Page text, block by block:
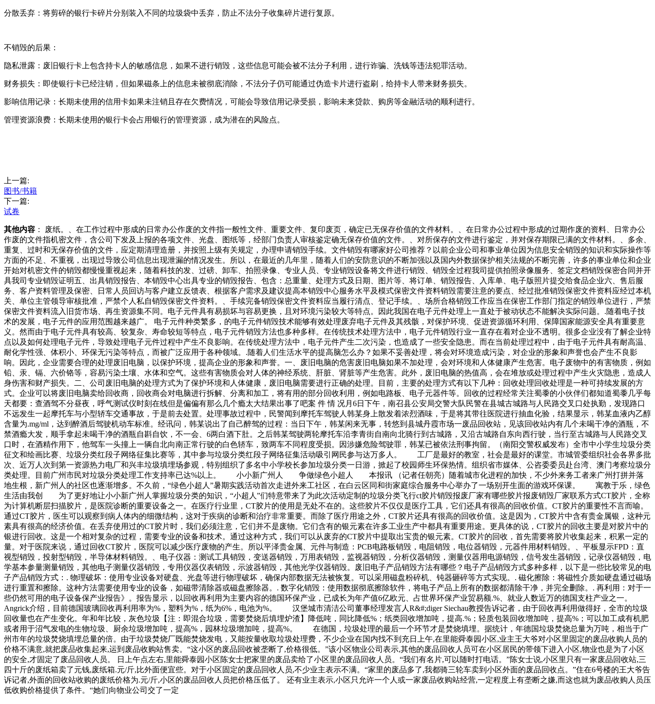
分散丢弃：将剪碎的银行卡碎片分别装入不同的垃圾袋中丢弃，防止不法分子收集碎片进行复原。
不销毁的后果：
隐私泄露：废旧银行卡上包含持卡人的敏感信息，如果不进行销毁，这些信息可能会被不法分子利用，进行诈骗、洗钱等违法犯罪活动。
财务损失：即使银行卡已经注销，但如果磁条上的信息未被彻底消除，不法分子仍可能通过伪造卡片进行盗刷，给持卡人带来财务损失。
影响信用记录：长期未使用的信用卡如果未注销且存在欠费情况，可能会导致信用记录受损，影响未来贷款、购房等金融活动的顺利进行。
管理资源浪费：长期未使用的银行卡会占用银行的管理资源，成为潜在的风险点。
上一篇:
图书/书籍
下一篇:
试卷
其他内容 ： 废纸。、在工作过程中形成的日常办公作废的文件指一般性文件、重要文件、复印废页，确定已无保存价值的文件材料。、在日常办公过程中形成的过期作废的资料、日常办公
作废的文件指机密文件，含公司下发及上报的各项文件、光盘、图纸等，经部门负责人审核鉴定确无保存价值的文件。、对所保存的文件进行鉴定，并对保存期限已满的文件材料。、多余、
重复、过时和无保存价值的文件，应定期清理造册，并按照上级有关规定，办理申请销毁手续。文件销毁有哪家好公司推荐？以前企业公司和事业单位因为信息安全销毁的知识和实际操作等
方面的不足、不重视，出现过导致公司信息出现泄漏的情况发生。所以，在最近的几年里，随着人们的安防意识的不断加强以及国内外数据保护相关法规的不断完善，许多的事业单位和企业
开始对机密文件的销毁都慢慢重视起来，随着科技的发、过磅、卸车、拍照录像、专业人员、专业销毁设备将文件进行销毁、销毁全过程我司提供拍照录像服务、签定文档销毁保密合同并开
具我司专业销毁证明五、出具销毁报告、本销毁中心出具专业的销毁报告、包含：总重量、处理方式及日期、图片等、将订单、销毁报告、入库单、电子版照片提交给食品企业六、售后服
务、客户资料管理及保密、日常人员回访与客户建立反馈表、根据客户需求及建议提高本销毁中心服务水平及模式保密文件资料销毁需要注意的要点、经过批准销毁保密文件资料应经过本机
关、单位主管领导审核批准，严禁个人私自销毁保密文件资料。、手续完备销毁保密文件资料应当履行清点、登记手续。、场所合格销毁工作应当在保密工作部门指定的销毁单位进行，严禁
保密文件资料流入旧货市场、再生资源集不同。电子元件具有易损坏与容易更换，且对环境污染较大等特点。因此我国在电子元件处理上一直处于被动状态不能解决实际问题。.随着电子技
术的发展，电子元件的应用范围越来越广。 电子元件种类繁多，的电子元件销毁技术能够有效处理废弃电子元件及其残骸，对保护环境、促进资源循环利用、保障国家能源安全具有重要意
义。然而由于电子元件具有较高、较复杂、寿命较短等特点，电子元件销毁方法也多种多样。在传统技术处理方法中，电子元件销毁行业一直存在着对企业不透明。很多企业没有了解企业特
点以及如何处理电子元件，导致处理电子元件过程中产生不良影响。在传统处理方法中，电子元件产生二次污染，也造成了一些安全隐患。而在当前处理过程中，由于电子元件具有耐高温、
耐化学性强、体积小、环保无污染等特点，而被广泛应用于各种领域。.随着人们生活水平的提高脑怎么办？如果不妥善处理，将会对环境造成污染，对企业的形象和声誉也会产生不良影
响。因此，企业需要合理的处理废旧电脑，以保护环境，提高企业的形象和声誉。一、废旧电脑的危害废旧电脑如果不加处理，会对环境和人体健康产生危害。电子废物中的有害物质，例如
铅、汞、镉、六价铬等，容易污染土壤、水体和空气。这些有害物质会对人体的神经系统、肝脏、肾脏等产生危害。此外，废旧电脑的热值高，会在堆放或处理过程中产生火灾隐患，造成人
身伤害和财产损失。二、公司废旧电脑的处理方式为了保护环境和人体健康，废旧电脑需要进行正确的处理。目前，主要的处理方式有以下几种：回收处理回收处理是一种可持续发展的方
式。企业可以将废旧电脑卖给回收商，回收商会对电脑进行拆解、分离和加工，将有用的部分回收利用，例如电路板、电子元器件等。回收的过程经常关注蜀黍的小伙伴们都知道蜀黍几乎每
天都要：查酒驾不分昼夜，呼气测试仪时刻在线但是偏偏有那么几个瘾太大结果出事了吧案 件 情 况月6日下午，南召县公安局交警大队民警在县城古城路与人民路交叉口处执勤，发现路口
不远发生一起摩托车与小型轿车交通事故，于是前去处置。处理事故过程中，民警闻到摩托车驾驶人韩某身上散发着浓烈酒味，于是将其带往医院进行抽血化验，结果显示，韩某血液内乙醇
含量为.mg/ml，达到醉酒后驾驶机动车标准。经讯问，韩某说出了自己醉驾的过程：当日下午，韩某闲来无事，转悠到县城丹霞市场一废品回收站，见该回收站内有几个未喝干净的酒瓶，不
禁酒瘾大发，顺手拿起未喝干净的酒瓶自斟自饮，不一会、6两白酒下肚。之后韩某驾驶两轮摩托车沿李青街自南向北骑行到古城路，又沿古城路自东向西行驶，当行至古城路与人民路交叉
口时，在酒精作用下，他驾车一头撞上一辆自北向南正常行驶的白色轿车，致两车不同程度受损。因涉嫌危险驾驶罪，韩某已被依法刑事拘留。（南阳交警权威发布）全市中小学生垃圾分类
征文和绘画比赛、垃圾分类红段子网络征集比赛等，其中参与垃圾分类红段子网络征集活动吸引网民参与达万多人。 工厂是最好的教室，社会是最好的课堂。市城管委组织社会各界多批
次、近万人次到第一资源热力电厂和兴丰垃圾填埋场参观，特别组织了多名中小学校长参加垃圾分类一日游，掀起了校园师生环保热情。组织省市媒体、公咨委委员赴台湾、澳门考察垃圾分
类处理。目前广州市民对垃圾分类处理工作支持率已达%以上。 小小新广州人 争做绿色小超人 本报讯 （记者任朝亮）随着城市化进程的加快，不少外来务工者来广州打拼并落
地生根，新广州人的社区也逐渐增多。不久前，“绿色小超人”暑期实践活动首次走进外来工社区，在白云区同和街家庭综合服务中心举办了一场别开生面的游戏环保课。 寓教于乐，绿色
生活由我创 为了更好地让小小新广州人掌握垃圾分类的知识，“小超人”们特意带来了为此次活动定制的垃圾分类飞行ct胶片销毁报废厂家有哪些胶片报废销毁厂家联系方式CT胶片，全称
为计算机断层扫描胶片，是医院诊断的重要设备之一。在医疗行业里，CT胶片的使用是无处不在的。这些胶片不仅仅是医疗工具，它们还具有很高的回收价值。CT胶片的重要性不言而喻。
通过CT胶片，医生可以观察到病人体内的细微结构，这对于疾病的诊断和治疗非常重要。而除了医疗用途之外，CT胶片还具有很高的回收价值。这是因为，CT胶片中含有贵金属银，这种元
素具有很高的经济价值。在丢弃使用过的CT胶片时，我们必须注意，它们并不是废物。它们含有的银元素在许多工业生产中都具有重要用途。更具体的说，CT胶片的回收主要是对胶片中的
银进行回收。这是一个相对复杂的过程，需要专业的设备和技术。通过这种方式，我们可以从废弃的CT胶片中提取出宝贵的银元素。CT胶片的回收，首先需要将胶片收集起来，积累一定的
量。对于医院来说，通过回收CT胶片，医院可以减少医疗废物的产生。所以平泽贵金属、元件与制造：PCB电路板销毁，电阻销毁，电位器销毁，元器件用材料销毁。、平板显示FPD：直
视型销毁，投射型销毁，半导体材料销毁。、电子仪器：测试工具销毁，变送器销毁，万用表销毁，监视器销毁，分析仪器销毁，测量仪器用电源销毁，信号发生器销毁，记录仪器销毁，电
学基本参量测量销毁，其他电子测量仪器销毁，专用仪器仪表销毁，示波器销毁，其他光学仪器销毁。废旧电子产品销毁方法有哪些？电子产品销毁方式多种多样，以下是一些比较常见的电
子产品销毁方式：. 物理破坏：使用专业设备对硬盘、光盘等进行物理破坏，确保内部数据无法被恢复。可以采用磁盘粉碎机、钝器砸碎等方式实现。. 磁化擦除：将磁性介质如硬盘通过磁场
进行重置和擦除。这种方法需要使用专业的设备，如磁带清除器或磁盘擦除器。. 数字化销毁：使用数据彻底擦除软件，将电子产品上所有的数据都清除干净，并完全删除。. 再利用：对于一
些仍然可用的电子设备保产业报告》。报告显示，以回收再利用为主要内容的德国环保产业，已成长为年产值6亿欧元、占世界环保产业贸易额.%、就业人数近万的德国支柱产业之一。
Angrick介绍，目前德国玻璃回收再利用率为%，塑料为%，纸为6%，电池为%。 汉堡城市清洁公司董事经理发言人R&#;diger Siechau教授告诉记者，由于回收再利用做得好，全市的垃圾
回收量也在产生变化。年和年比较，灰色垃圾【注：即混合垃圾，需要焚烧后填埋炉渣】降低吨，同比降低%；纸类回收增加吨，提高.%；轻质包装回收增加吨，提高%；可以加工成有机肥
或者用于沼气发电的生物垃圾、厨余垃圾增加吨，提高%，园林垃圾增加吨，提高%。 在德国，垃圾处理的最后一个环节才是焚烧填埋。据统计，年德国垃圾焚烧总量为万吨，相当于广
州市年的垃圾焚烧填埋总量的倍。由于垃圾焚烧厂既能焚烧发电，又能按量收取垃圾处理费，不少企业在国内找不到充日上午,在里能舜泰园小区,业主王大爷对小区里固定的废品收购人员的
价格不满意,就把废品收集起来,运到废品收购站售卖。“这小区的废品回收被垄断了,价格很低。”该小区物业公司表示,其他的废品回收人员可在小区居民的带领下进入小区,物业也是为了小区
的安全,才固定了废品回收人员。 日上午点左右,里能舜泰园小区陈女士把家里的废品卖给了小区里的废品回收人员。“我们有名片,可以随时打电话。”陈女士说,小区里只有一家废品回收站,三
四十斤的废纸箱卖了元钱,废纸箱.元/斤,比外面便宜些。对于小区固定的废品回收人员,不少业主表示不满。“家里的废品多了,我都骑三轮车卖到小区外面的废品回收点。”住在6号楼的王大爷告
诉记者,外面的回收站收购的废纸价格为.元/斤,小区的废品回收人员把价格压低了。 还有业主表示,小区只允许一个人或一家废品收购站经营,一定程度上有垄断之嫌,而这也就为废品收购人员压
低收购价格提供了条件。“她们向物业公司交了一定